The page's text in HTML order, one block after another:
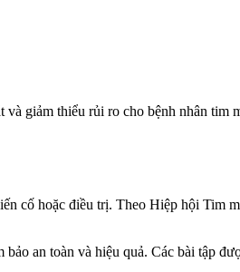
giảm thiểu rủi ro cho bệnh nhân tim
cố hoặc điều trị. Theo Hiệp hội
an toàn và hiệu quả. Các bài tập